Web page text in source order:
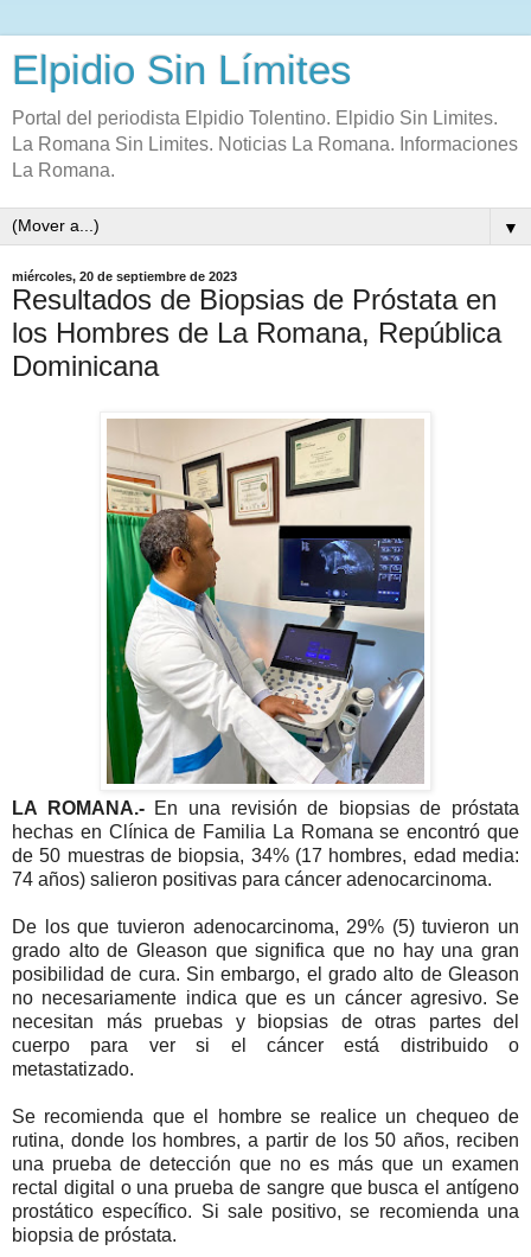
Elpidio Sin Límites
Portal del periodista Elpidio Tolentino. Elpidio Sin Limites.
La Romana Sin Limites. Noticias La Romana. Informaciones
La Romana.
▼
miércoles, 20 de septiembre de 2023
Resultados de Biopsias de Próstata en
los Hombres de La Romana, República
Dominicana
LA ROMANA.- En una revisión de biopsias de próstata
hechas en Clínica de Familia La Romana se encontró que
de 50 muestras de biopsia, 34% (17 hombres, edad media:
74 años) salieron positivas para cáncer adenocarcinoma.
De los que tuvieron adenocarcinoma, 29% (5) tuvieron un
grado alto de Gleason que significa que no hay una gran
posibilidad de cura. Sin embargo, el grado alto de Gleason
no necesariamente indica que es un cáncer agresivo. Se
necesitan más pruebas y biopsias de otras partes del
cuerpo para ver si el cáncer está distribuido o
metastatizado.
Se recomienda que el hombre se realice un chequeo de
rutina, donde los hombres, a partir de los 50 años, reciben
una prueba de detección que no es más que un examen
rectal digital o una prueba de sangre que busca el antígeno
prostático específico. Si sale positivo, se recomienda una
biopsia de próstata.